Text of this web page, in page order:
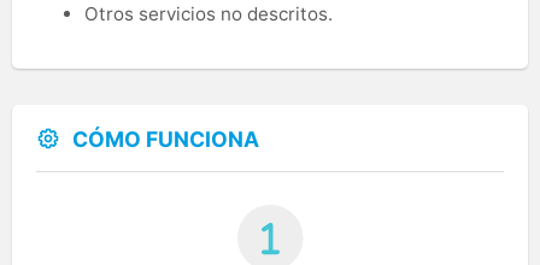
Otros servicios no descritos.
CÓMO FUNCIONA